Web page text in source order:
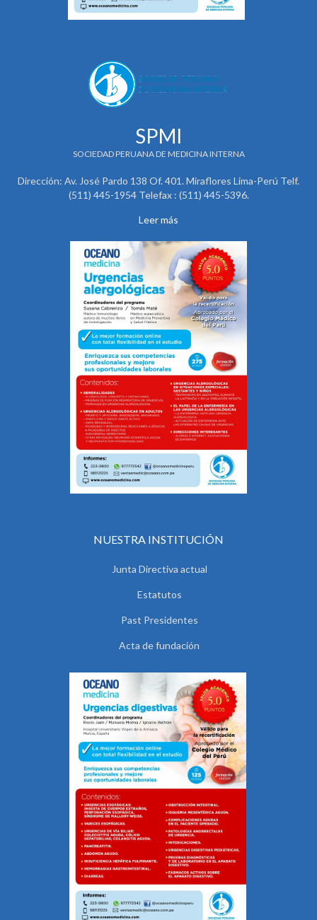
SPMI
SOCIEDAD PERUANA DE MEDICINA INTERNA
Dirección: Av. José Pardo 138 Of. 401. Miraflores Lima-Perú Telf.
(511) 445-1954 Telefax : (511) 445-5396.
Leer más
NUESTRA INSTITUCIÓN
Junta Directiva actual
Estatutos
Past Presidentes
Acta de fundación